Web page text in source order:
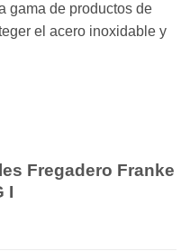
gama de productos de
el acero inoxidable y
Fregadero Franke
I